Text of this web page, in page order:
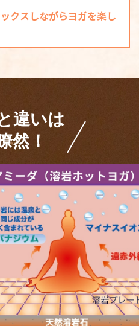
クスしながらヨガを楽し
違いは
然！
られ、心と身体を癒
汗による美肌効果、
スンではありませ
の方は★がついてい
い。
する
時
2026/08/13 15:00 -
15:45